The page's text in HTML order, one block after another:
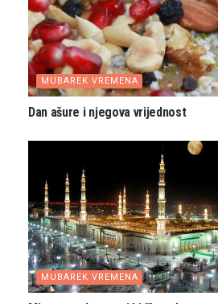
MUBAREK VREMENA
Dan ašure i njegova vrijednost
MUBAREK VREMENA